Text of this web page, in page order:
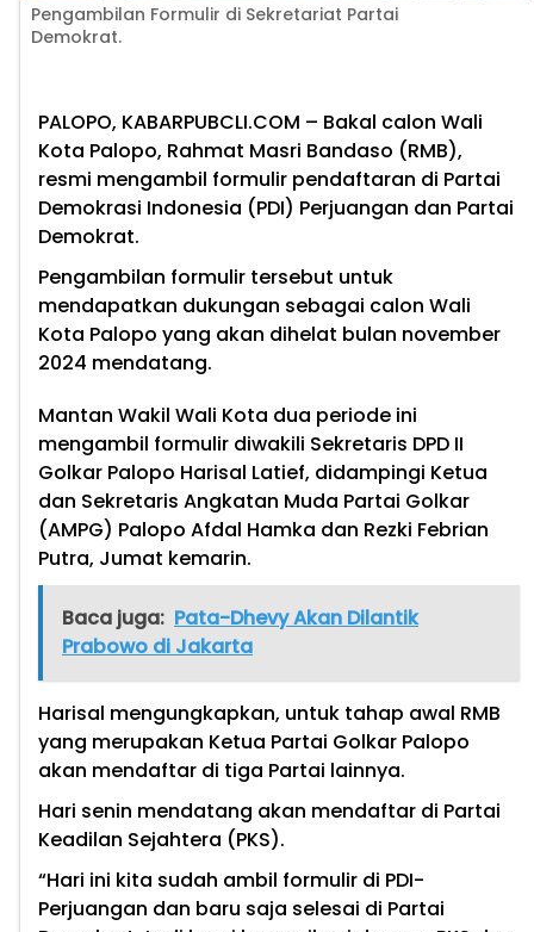
Pengambilan Formulir di Sekretariat Partai
Demokrat.
PALOPO, KABARPUBCLI.COM – Bakal calon Wali
Kota Palopo, Rahmat Masri Bandaso (RMB),
resmi mengambil formulir pendaftaran di Partai
Demokrasi Indonesia (PDI) Perjuangan dan Partai
Demokrat.
Pengambilan formulir tersebut untuk
mendapatkan dukungan sebagai calon Wali
Kota Palopo yang akan dihelat bulan november
2024 mendatang.
Mantan Wakil Wali Kota dua periode ini
mengambil formulir diwakili Sekretaris DPD II
Golkar Palopo Harisal Latief, didampingi Ketua
dan Sekretaris Angkatan Muda Partai Golkar
(AMPG) Palopo Afdal Hamka dan Rezki Febrian
Putra, Jumat kemarin.
Baca juga: Pata-Dhevy Akan Dilantik
Prabowo di Jakarta
Harisal mengungkapkan, untuk tahap awal RMB
yang merupakan Ketua Partai Golkar Palopo
akan mendaftar di tiga Partai lainnya.
Hari senin mendatang akan mendaftar di Partai
Keadilan Sejahtera (PKS).
“Hari ini kita sudah ambil formulir di PDI-
Perjuangan dan baru saja selesai di Partai